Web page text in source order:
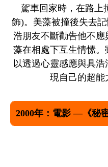
駕車回家時，在路上
飾)。美藻被撞後失去
浩朋友不斷勸告他不
藻在相處下互生情愫
以透過心靈感應與具
現自己的超
2000年：電影 —《秘密